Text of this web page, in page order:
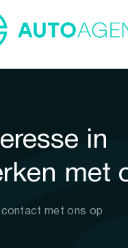
in
met
contact met ons op